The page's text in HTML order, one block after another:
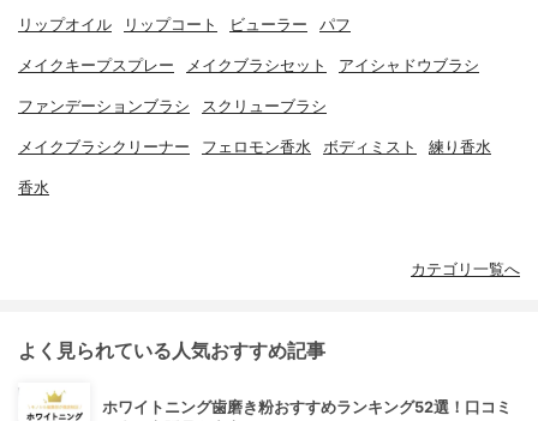
リップオイル リップコート ビューラー パフ
メイクキープスプレー メイクブラシセット アイシャドウブラシ
ファンデーションブラシ スクリューブラシ
メイクブラシクリーナー フェロモン香水 ボディミスト 練り香水
香水
カテゴリ一覧へ
よく見られている人気おすすめ記事
ホワイトニング歯磨き粉おすすめランキング52選！口コミ